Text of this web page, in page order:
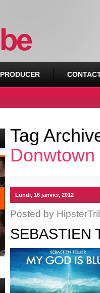
PRODUCER
Tag
Donwtown
Lundi, 16 janvier, 2012
Posted by
SEBASTIEN